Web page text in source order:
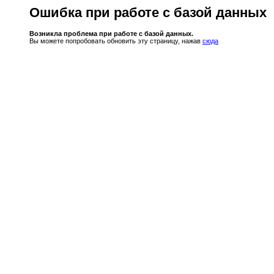
Ошибка при работе с базой данных
Возникла проблема при работе с базой данных.
Вы можете попробовать обновить эту страницу, нажав сюда